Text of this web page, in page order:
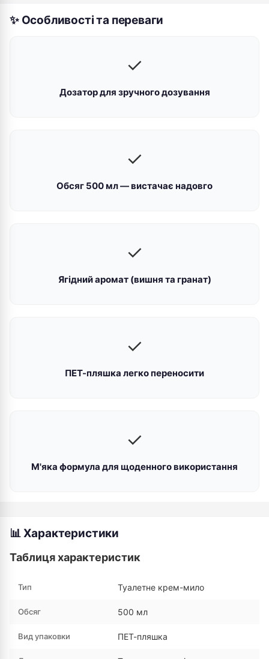
✨ Особливості та переваги
✓
Дозатор для зручного дозування
✓
Обсяг 500 мл — вистачає надовго
✓
Ягідний аромат (вишня та гранат)
✓
ПЕТ-пляшка легко переносити
✓
М'яка формула для щоденного використання
📊 Характеристики
Таблиця характеристик
Тип Туалетне крем-мило
Обсяг 500 мл
Вид упаковки ПЕТ-пляшка